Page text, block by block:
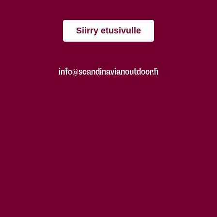
Siirry etusivulle
info@scandinavianoutdoor.fi